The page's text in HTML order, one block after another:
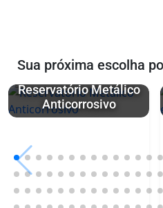
Sua próxima escolha
Reservatório Metálico
Anticorrosivo